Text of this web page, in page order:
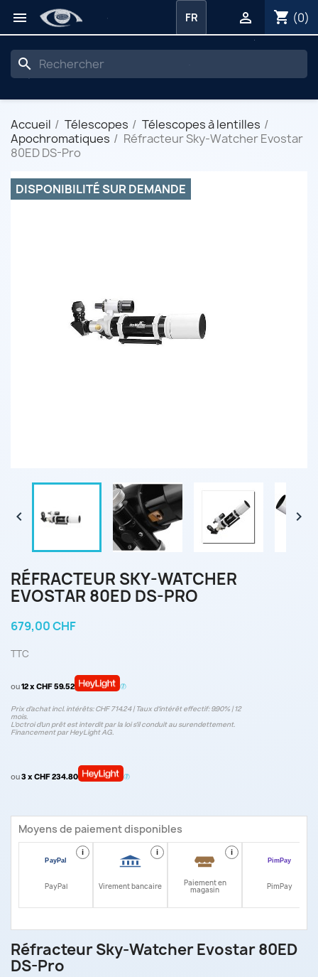
 shopping_cart (0)

FR
search
Accueil Télescopes
Télescopes à lentilles
Apochromatiques
Réfracteur Sky-Watcher Evostar
80ED DS-Pro
DISPONIBILITÉ SUR DEMANDE
 
RÉFRACTEUR SKY-WATCHER
EVOSTAR 80ED DS-PRO
679,00 CHF
TTC
ou12 x CHF 59.52
Prix d’achat incl. intérêts: CHF 714.24 | Taux d‘intérêt effectif: 9.90% | 12
mois.
L'octroi d'un prêt est interdit par la loi s'il conduit au surendettement.
Financement par HeyLight AG.
ou3 x CHF 234.80
Moyens de paiement disponibles
i
PayPal
i
Virement bancaire
i
Paiement en
magasin PimPay
Réfracteur Sky-Watcher Evostar 80ED
DS-Pro